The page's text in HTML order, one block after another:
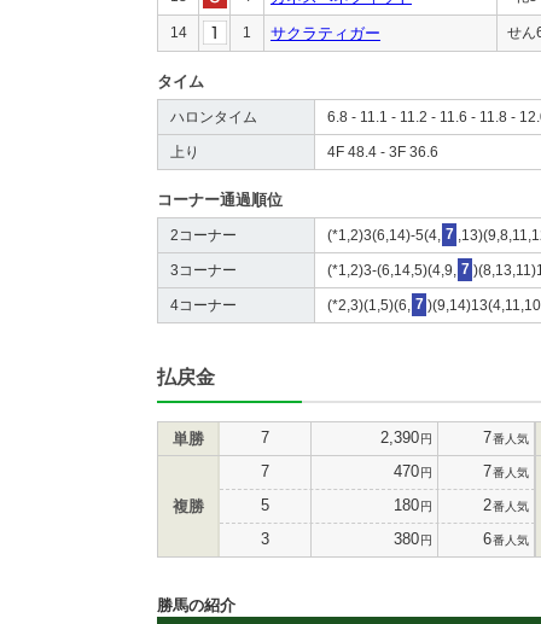
14 1 サクラティガー せん
タイム
ハロンタイム 6.8 - 11.1 - 11.2 - 11.6 - 11.8 -
上り 4F 48.4 - 3F 36.6
コーナー通過順位
2コーナー (*1,2)3(6,14)-5(4, 7
3コーナー (*1,2)3-(6,14,5)(4,9, 7
4コーナー (*2,3)(1,5)(6, 7
払戻金
単勝 7 2,390円 7番人気
複勝
7 470円 7番人気
5 180円 2番人気
3 380円 6番人気
勝馬の紹介